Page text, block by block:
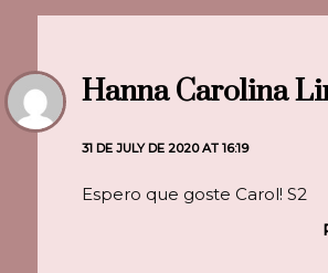
Hanna Carolina
31 DE JULY DE 2020 AT 16:19
Espero que goste Carol! S2